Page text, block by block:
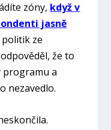
zóny, když v
jasně
politik ze
že to
programu a
nezavedlo.